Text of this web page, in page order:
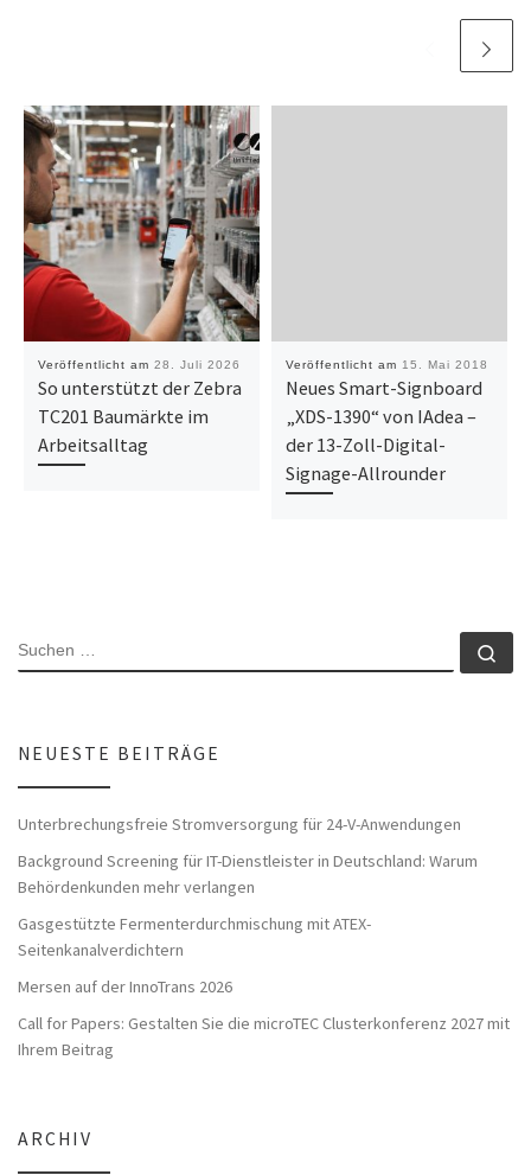
Veröffentlicht am 28. Juli 2026
So unterstützt der Zebra
TC201 Baumärkte im
Arbeitsalltag
Veröffentlicht am 15. Mai 2018
Neues Smart-Signboard
„XDS-1390“ von IAdea –
der 13-Zoll-Digital-
Signage-Allrounder
SUCHE
NEUESTE BEITRÄGE
Unterbrechungsfreie Stromversorgung für 24-V-Anwendungen
Background Screening für IT-Dienstleister in Deutschland: Warum
Behördenkunden mehr verlangen
Gasgestützte Fermenterdurchmischung mit ATEX-
Seitenkanalverdichtern
Mersen auf der InnoTrans 2026
Call for Papers: Gestalten Sie die microTEC Clusterkonferenz 2027 mit
Ihrem Beitrag
ARCHIV